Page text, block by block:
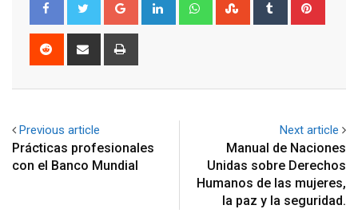
Reddit
Share
Previous article
Prácticas profesionales
con el Banco Mundial
Next article
Manual de Naciones
Unidas sobre Derechos
Humanos de las mujeres,
la paz y la seguridad.